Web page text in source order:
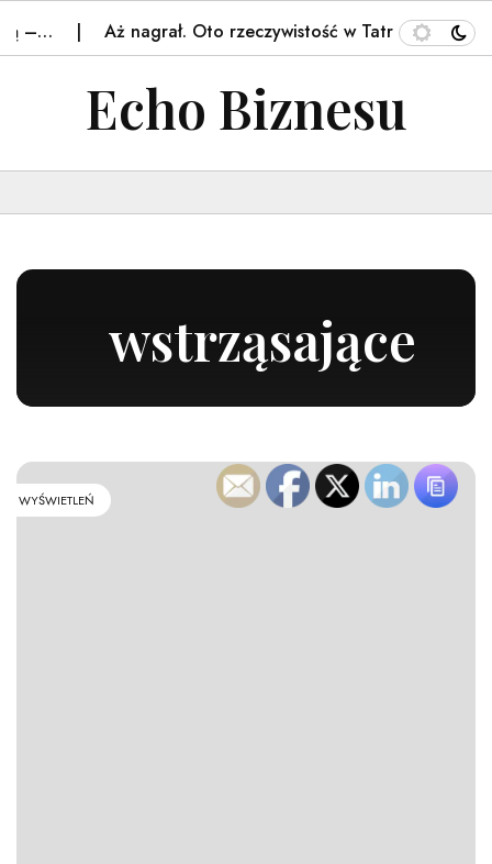
Aż nagrał. Oto rzeczywistość w Tatrach. Poruszenie
Echo Biznesu
wstrząsające
WYŚWIETLEŃ